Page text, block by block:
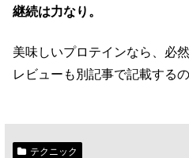
継続は力なり。
美味しいプロテインなら、必
レビューも別記事で記載する
テクニック